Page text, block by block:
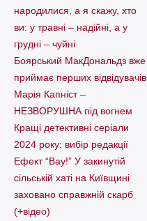
народилися, а я скажу, хто
ви: у травні – надійні, а у
грудні – чуйні
Боярський МакДональдз вже
приймає перших відвідувачів
Марія Капніст –
НЕЗВОРУШНА під вогнем
Кращі детективні серіали
2024 року: вибір редакції
Ефект “Вау!” У закинутій
сільській хаті на Київщині
заховано справжній скарб
(+відео)